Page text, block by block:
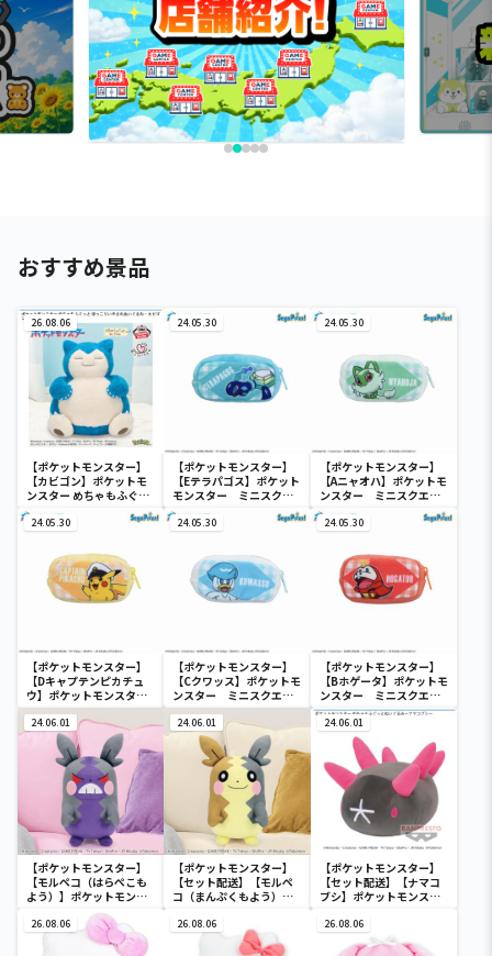
おすすめ景品
26.08.06
【ポケットモンスター】
【カビゴン】ポケットモ
ンスター めちゃもふぐっ
と ほっこりいやされぬい
ぐるみ～カビゴン～
24.05.30
【ポケットモンスター】
【Eテラパゴス】ポケット
モンスター ミニスクエ
アポーチ
24.05.30
【ポケットモンスター】
【Aニャオハ】ポケットモ
ンスター ミニスクエア
ポーチ
24.05.30
【ポケットモンスター】
【Dキャプテンピカチュ
ウ】ポケットモンスタ
ー ミニスクエアポーチ
24.05.30
【ポケットモンスター】
【Cクワッス】ポケットモ
ンスター ミニスクエア
ポーチ
24.05.30
【ポケットモンスター】
【Bホゲータ】ポケットモ
ンスター ミニスクエア
ポーチ
24.06.01
【ポケットモンスター】
【モルペコ（はらぺこも
よう）】ポケットモンス
ター めちゃもふぐっとぬ
いぐるみ～モルペコ（は
らぺこもよう）～
24.06.01
【ポケットモンスター】
【セット配送】【モルペ
コ（まんぷくもよう）】
ゃもふぐっとぬいぐるみ
～モルペコ（まんぷくも
24.06.01
【ポケットモンスター】
【セット配送】【ナマコ
ブシ】ポケットモンスタ
ぐるみ～ナマコブシ～
26.08.06 26.08.06 26.08.06